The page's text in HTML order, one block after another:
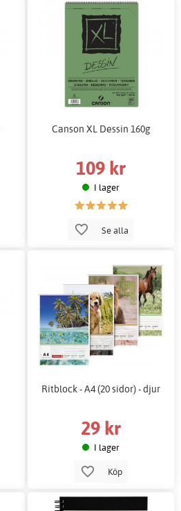
Canson XL Dessin 160g
109 kr
I lager
Se alla
Ritblock - A4 (20 sidor) - djur
29 kr
I lager
Köp